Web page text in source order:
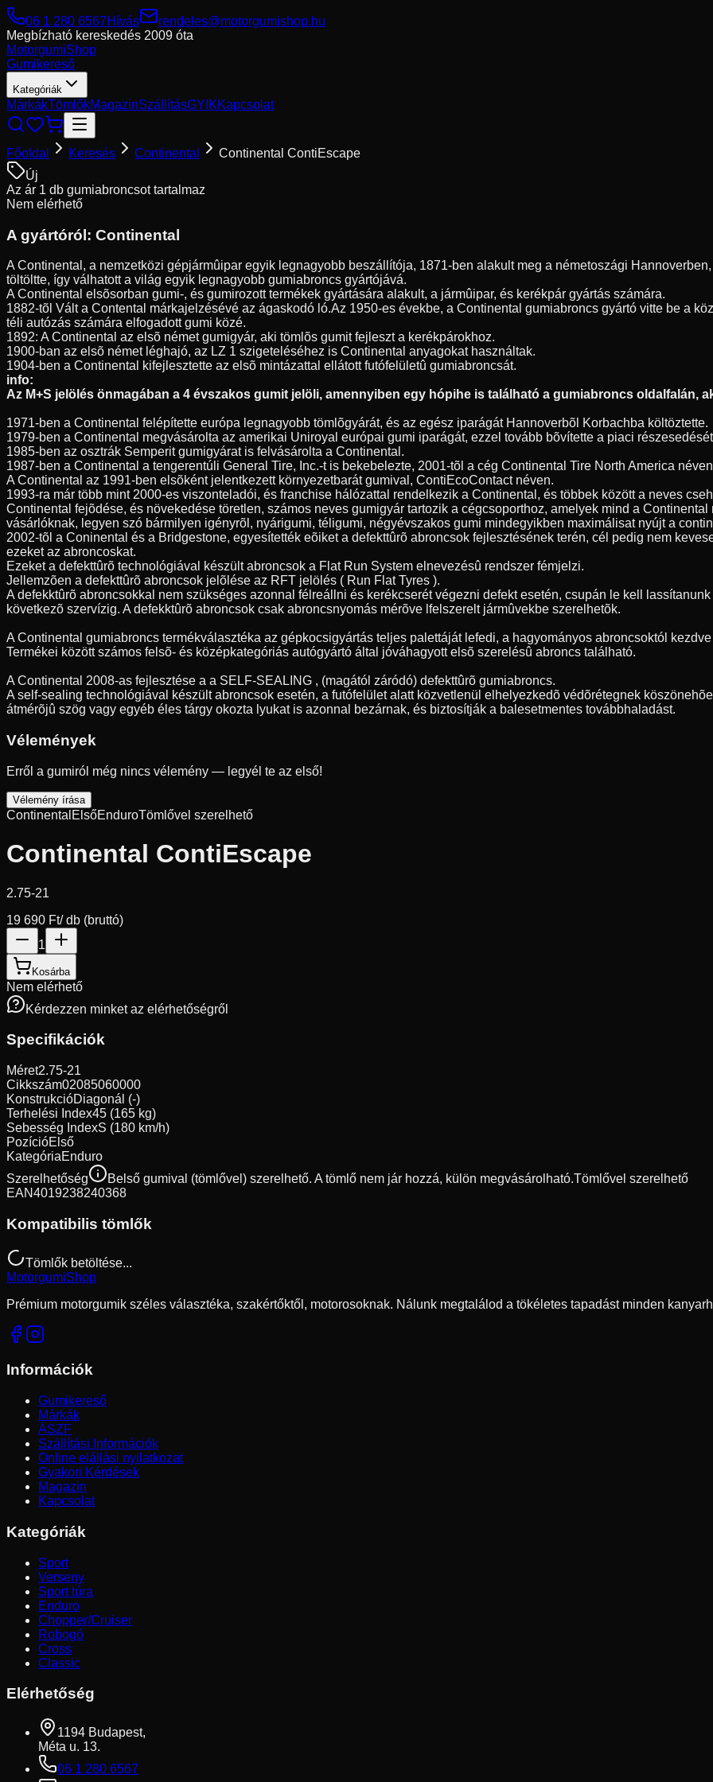
06 1 280 6567Hívás
rendeles@motorgumishop.hu
Megbízható kereskedés 2009 óta
MotorgumiShop
Gumikereső
Kategóriák
MárkákTömlőkMagazinSzállításGYIKKapcsolat
Főoldal Keresés Continental
Continental ContiEscape
Új
Az ár 1 db gumiabroncsot tartalmaz
Nem elérhető
A gyártóról: Continental
A Continental, a nemzetközi gépjármûipar egyik legnagyobb beszállítója, 1871-ben alakult meg a németoszági
töltöltte, így válhatott a világ egyik legnagyobb gumiabroncs gyártójává.
A Continental elsõsorban gumi-, és gumirozott termékek gyártására alakult, a jármûipar, és kerékpár gyártás számára.
1882-tõl Vált a Contental márkajelzésévé az ágaskodó ló.Az 1950-es évekbe, a Continental gumiabroncs gyártó vitte be a
téli autózás számára elfogadott gumi közé.
1892: A Continental az elsõ német gumigyár, aki tömlõs gumit fejleszt a kerékpárokhoz.
1900-ban az elsõ német léghajó, az LZ 1 szigeteléséhez is Continental anyagokat használtak.
1904-ben a Continental kifejlesztette az elsõ mintázattal ellátott futófelületû gumiabroncsát.
info:
Az M+S jelölés önmagában a 4 évszakos gumit jelöli, amennyiben egy hópihe is található a gumiabroncs oldalfalán,
1971-ben a Continental felépítette európa legnagyobb tömlõgyárát, és az egész iparágát Hannoverbõl Korbachba költöztette.
1979-ben a Continental megvásárolta az amerikai Uniroyal európai gumi iparágát, ezzel tovább bõvítette a piaci
1985-ben az osztrák Semperit gumigyárat is felvásárolta a Continental.
1987-ben a Continental a tengerentúli General Tire, Inc.-t is bekebelezte, 2001-tõl a cég Continental Tire North America
A Continental az 1991-ben elsõként jelentkezett környezetbarát gumival, ContiEcoContact néven.
1993-ra már több mint 2000-es viszonteladói, és franchise hálózattal rendelkezik a Continental, és többek között a neves
Continental fejõdése, és növekedése töretlen, számos neves gumigyár tartozik a cégcsoporthoz, amelyek mind a
vásárlóknak, legyen szó bármilyen igényrõl, nyárigumi, téligumi, négyévszakos gumi mindegyikben maximálisat nyújt a
2002-tõl a Coninental és a Bridgestone, egyesítették eõiket a defekttûrõ abroncsok fejlesztésének terén, cél pedig nem
ezeket az abroncoskat.
Ezeket a defekttûrõ technológiával készült abroncsok a Flat Run System elnevezésû rendszer fémjelzi.
Jellemzõen a defekttûrõ abroncsok jelõlése az RFT jelölés ( Run Flat Tyres ).
A defekktûrõ abroncsokkal nem szükséges azonnal félreállni és kerékcserét végezni defekt esetén, csupán le kell
következõ szervízig. A defekktûrõ abroncsok csak abroncsnyomás mérõve lfelszerelt jármûvekbe szerelhetõk.
A Continental gumiabroncs termékválasztéka az gépkocsigyártás teljes palettáját lefedi, a hagyományos abroncsoktól
Termékei között számos felsõ- és középkategóriás autógyártó által jóváhagyott elsõ szerelésû abroncs található.
A Continental 2008-as fejlesztése a a SELF-SEALING , (magától záródó) defekttûrõ gumiabroncs.
A self-sealing technológiával készült abroncsok esetén, a futófelület alatt közvetlenül elhelyezkedõ védõrétegnek
átmérõjû szög vagy egyéb éles tárgy okozta lyukat is azonnal bezárnak, és biztosítják a balesetmentes továbbhaladást.
Vélemények
Erről a gumiról még nincs vélemény — legyél te az első!
Vélemény írása
Continental ElsőEnduroTömlővel szerelhető
Continental ContiEscape
2.75-21
19 690 Ft/ db (bruttó)
1
Kosárba
Nem elérhető
Kérdezzen minket az elérhetőségről
Specifikációk
Méret2.75-21
Cikkszám02085060000
KonstrukcióDiagonál (-)
Terhelési Index45 (165 kg)
Sebesség IndexS (180 km/h)
PozícióElső
KategóriaEnduro
Szerelhetőség
Belső gumival (tömlővel) szerelhető. A tömlő nem jár hozzá, külön megvásárolható.Tömlővel szerelhető
EAN4019238240368
Kompatibilis tömlők
Tömlők betöltése...
MotorgumiShop
Prémium motorgumik széles választéka, szakértőktől, motorosoknak. Nálunk megtalálod a tökéletes tapadást minden
Információk
Gumikereső
Márkák
ÁSZF
Szállítási Információk
Online elállási nyilatkozat
Gyakori Kérdések
Magazin
Kapcsolat
Kategóriák
Sport
Verseny
Sport túra
Enduro
Chopper/Cruiser
Robogó
Cross
Classic
Elérhetőség
1194 Budapest,
Méta u. 13.
06 1 280 6567